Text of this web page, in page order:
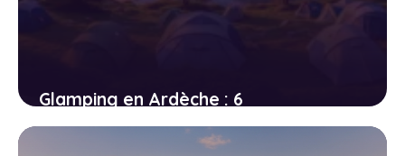
Glamping en Ardèche : 6
hébergements insolites entre gorges